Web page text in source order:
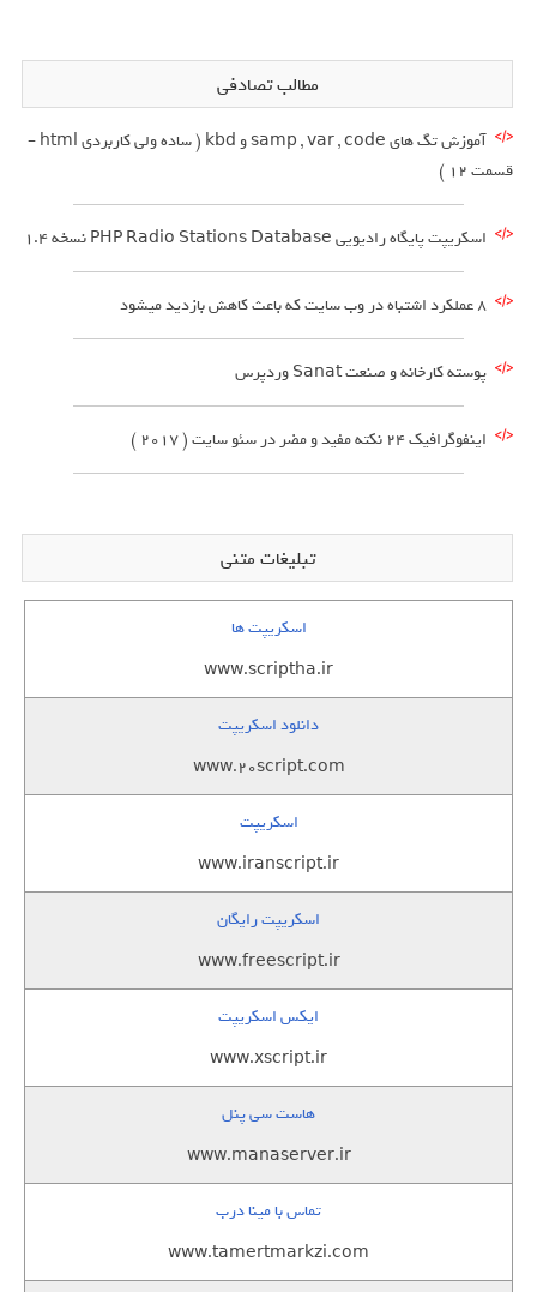
مطالب تصادفی
آموزش تگ های samp , var , code و kbd ( ساده ولی کاربردی html –
قسمت 12 )
اسکریپت پایگاه رادیویی PHP Radio Stations Database نسخه 1.4
8 عملکرد اشتباه در وب سایت که باعث کاهش بازدید میشود
پوسته کارخانه و صنعت Sanat وردپرس
اینفوگرافیک 24 نکته مفید و مضر در سئو سایت ( 2017 )
تبلیغات متنی
اسکریپت ها
www.scriptha.ir
دانلود اسکریپت
www.20script.com
اسکریپت
www.iranscript.ir
اسکریپت رایگان
www.freescript.ir
ایکس اسکریپت
www.xscript.ir
هاست سی پنل
www.manaserver.ir
تماس با مینا درب
www.tamertmarkzi.com